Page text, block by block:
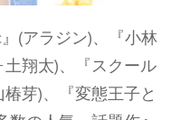
(アラジン)、『小林
翔太)、『スクール
芽)、『変態王子と